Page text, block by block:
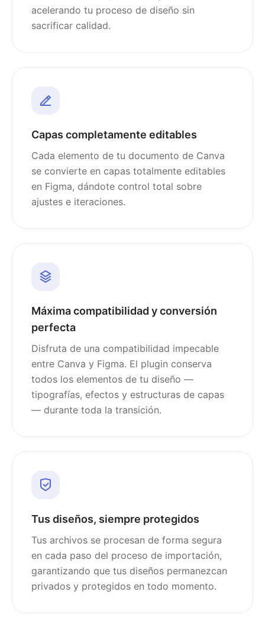
acelerando tu proceso de diseño sin
sacrificar calidad.
Capas completamente editables
Cada elemento de tu documento de Canva
se convierte en capas totalmente editables
en Figma, dándote control total sobre
ajustes e iteraciones.
Máxima compatibilidad y conversión
perfecta
Disfruta de una compatibilidad impecable
entre Canva y Figma. El plugin conserva
todos los elementos de tu diseño —
tipografías, efectos y estructuras de capas
— durante toda la transición.
Tus diseños, siempre protegidos
Tus archivos se procesan de forma segura
en cada paso del proceso de importación,
garantizando que tus diseños permanezcan
privados y protegidos en todo momento.